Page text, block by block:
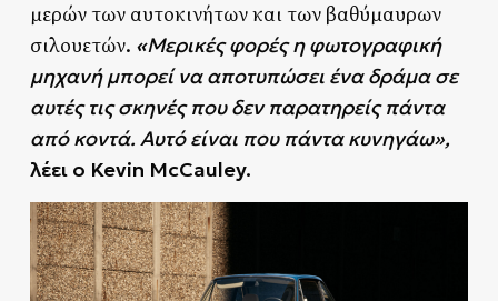
μερών των αυτοκινήτων και των βαθύμαυρων
σιλουετών. «Μερικές φορές η φωτογραφική
μηχανή μπορεί να αποτυπώσει ένα δράμα σε
αυτές τις σκηνές που δεν παρατηρείς πάντα
από κοντά. Αυτό είναι που πάντα κυνηγάω»,
λέει ο Kevin McCauley.